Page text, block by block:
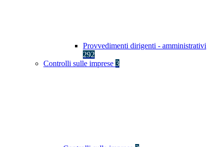
Provvedimenti dirigenti - amministrativi
292
Controlli sulle imprese 3